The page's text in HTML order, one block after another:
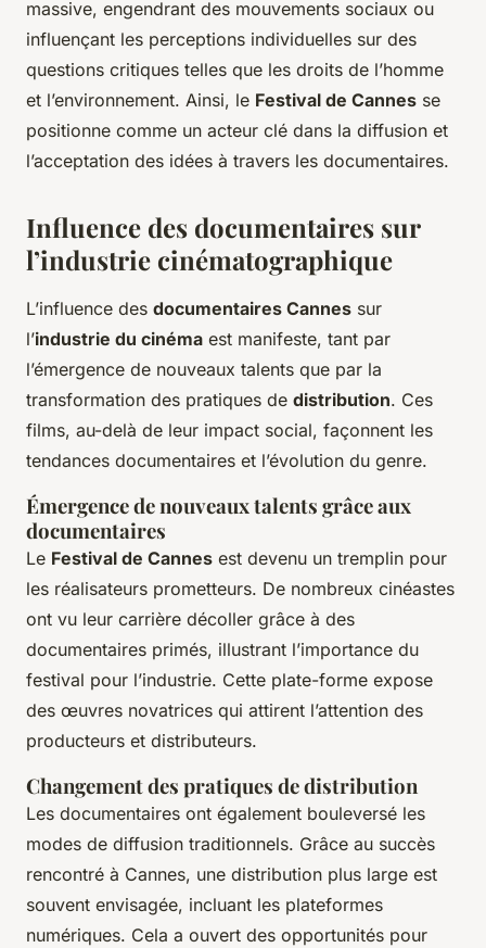
massive, engendrant des mouvements sociaux ou
influençant les perceptions individuelles sur des
questions critiques telles que les droits de l’homme
et l’environnement. Ainsi, le Festival de Cannes se
positionne comme un acteur clé dans la diffusion et
l’acceptation des idées à travers les documentaires.
Influence des documentaires sur
l’industrie cinématographique
L’influence des documentaires Cannes sur
l’industrie du cinéma est manifeste, tant par
l’émergence de nouveaux talents que par la
transformation des pratiques de distribution. Ces
films, au-delà de leur impact social, façonnent les
tendances documentaires et l’évolution du genre.
Émergence de nouveaux talents grâce aux
documentaires
Le Festival de Cannes est devenu un tremplin pour
les réalisateurs prometteurs. De nombreux cinéastes
ont vu leur carrière décoller grâce à des
documentaires primés, illustrant l’importance du
festival pour l’industrie. Cette plate-forme expose
des œuvres novatrices qui attirent l’attention des
producteurs et distributeurs.
Changement des pratiques de distribution
Les documentaires ont également bouleversé les
modes de diffusion traditionnels. Grâce au succès
rencontré à Cannes, une distribution plus large est
souvent envisagée, incluant les plateformes
numériques. Cela a ouvert des opportunités pour